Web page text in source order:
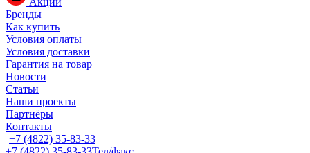
Бренды
Как купить
Условия оплаты
Условия доставки
Гарантия на товар
Новости
Статьи
Наши проекты
Партнёры
Контакты
+7 (4822) 35-83-33